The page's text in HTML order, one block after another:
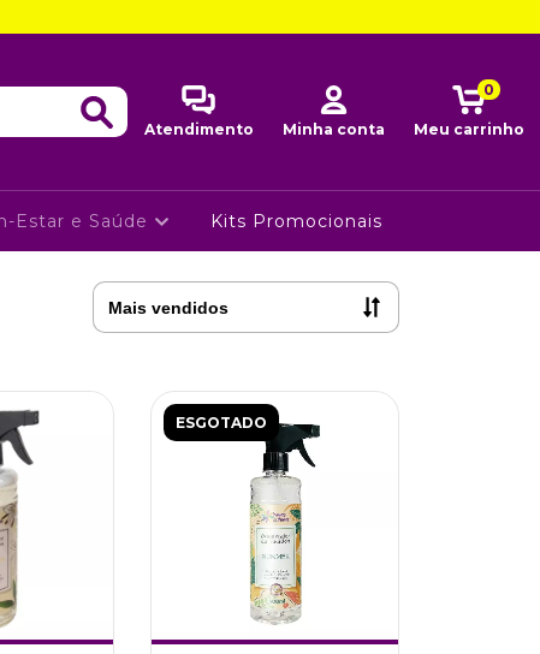
Atendimento Minha conta Meu carrinho
0
Estar e Saúde Kits Promocionais
ESGOTADO